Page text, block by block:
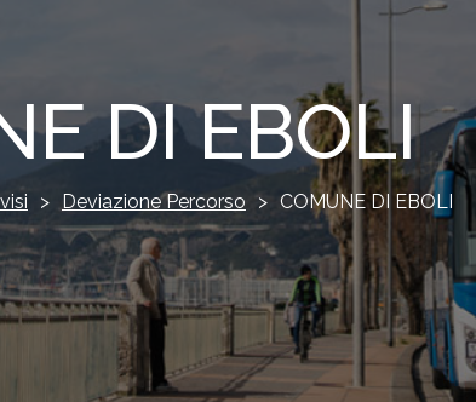
DI EBOLI
> Deviazione Percorso > COMUNE DI EBOLI